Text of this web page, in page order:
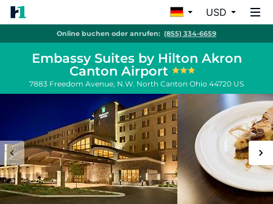
USD
Online buchen oder anrufen: (855) 334-6659
Embassy Suites by Hilton Akron
Canton Airport
7883 Freedom Avenue, N.W. North Canton Ohio 44720 US